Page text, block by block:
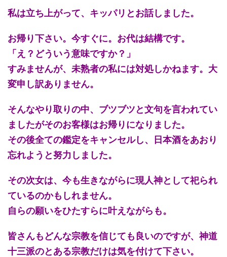
私は立ち上がって、キッパリとお話しました。
お帰り下さい。今すぐに。お代は結構です。
「え？どういう意味ですか？」
すみませんが、未熟者の私には対処しかねます。大
変申し訳ありません。
そんなやり取りの中、ブツブツと文句を言われてい
ましたがそのお客様はお帰りになりました。
その後全ての鑑定をキャンセルし、日本酒をあおり
忘れようと努力しました。
その次女は、今も生きながらに現人神として祀られ
ているのかもしれません。
自らの願いをひたすらに叶えながらも。
皆さんもどんな宗教を信じても良いのですが、神道
十三派のとある宗教だけは気を付けて下さい。